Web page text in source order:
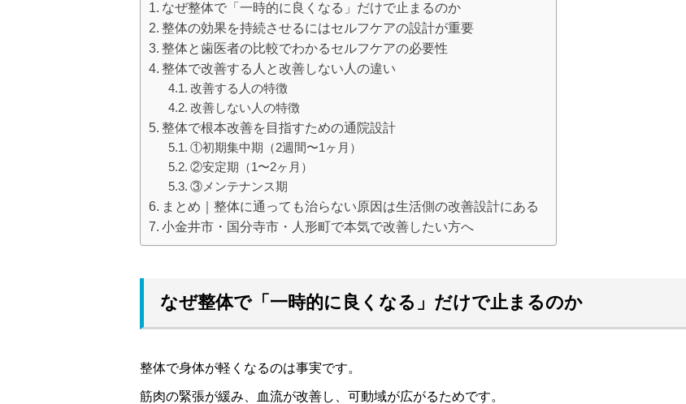
なぜ整体で「一時的に良くなる」だけで止まるのか
整体の効果を持続させるにはセルフケアの設計が重要
整体と歯医者の比較でわかるセルフケアの必要性
整体で改善する人と改善しない人の違い
改善する人の特徴
改善しない人の特徴
整体で根本改善を目指すための通院設計
①初期集中期（2週間〜1ヶ月）
②安定期（1〜2ヶ月）
③メンテナンス期
まとめ｜整体に通っても治らない原因は生活側の改善設計にある
小金井市・国分寺市・人形町で本気で改善したい方へ
なぜ整体で「一時的に良くなる」だけで止まるのか
整体で身体が軽くなるのは事実です。
筋肉の緊張が緩み、血流が改善し、可動域が広がるためです。